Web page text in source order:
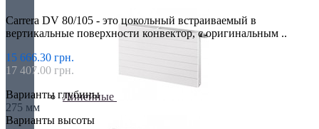
Линейные
Carrera DV 80/105 - это цокольный встраиваемый в
вертикальные поверхности конвектор, с оригинальным ..
15 666.30 грн.
17 407.00 грн.
Варианты глубины
275 мм
Варианты высоты